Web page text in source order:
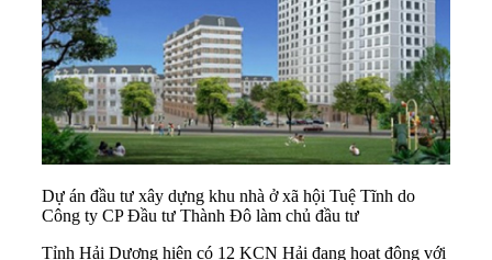
Dự án đầu tư xây dựng khu nhà ở xã hội Tuệ Tĩnh do
Công ty CP Đầu tư Thành Đô làm chủ đầu tư
Tỉnh Hải Dương hiện có 12 KCN Hải đang hoạt động với